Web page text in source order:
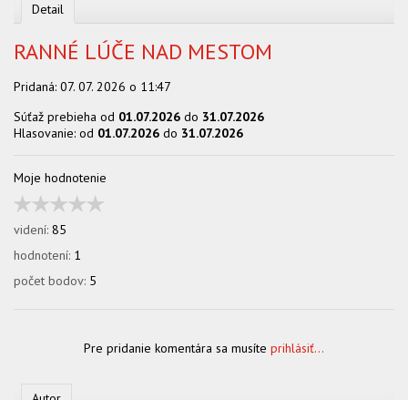
Detail
RANNÉ LÚČE NAD MESTOM
Pridaná: 07. 07. 2026 o 11:47
Súťaž prebieha od 01.07.2026 do 31.07.2026
Hlasovanie: od 01.07.2026 do 31.07.2026
Moje hodnotenie
videní: 85
hodnotení: 1
počet bodov: 5
Pre pridanie komentára sa musíte prihlásiť...